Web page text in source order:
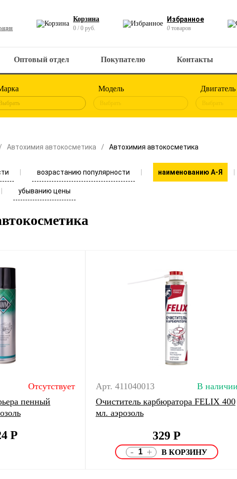
Корзина
0 / 0 руб.
Избранное
0 товаров
Оптовый отдел Покупателю Контакты
Выбрать
Модель
Выбрать
Двигатель
Выбрать
Автохимия автокосметика Автохимия автокосметика
возрастанию популярности наименованию А-Я
убыванию цены
Отсутствует
пенный
Р
Арт. 411040013
В наличии
Очиститель карбюратора FELIX 400
мл. аэрозоль
329Р
- +